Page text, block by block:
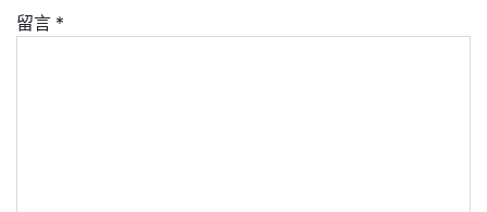
留言 *